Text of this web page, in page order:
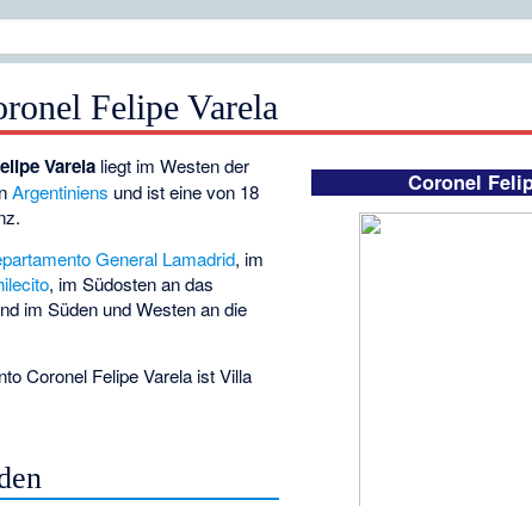
Felipe Varela
Coronel
Varela liegt im Westen der
Argentiniens und ist eine von 18
General Lamadrid, im
, im Südosten an das
im Süden und Westen an die
Coronel Felipe Varela istVilla